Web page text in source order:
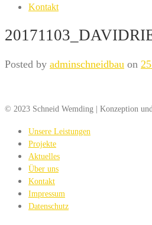
Kontakt
Posted by adminschneidbau on
© 2023 Schneid Wemding | Konzeption
Unsere Leistungen
Projekte
Aktuelles
Über uns
Kontakt
Impressum
Datenschutz